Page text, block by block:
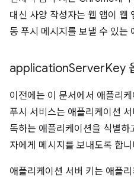
대신 사양 작성자는 웹 앱이 웹
동 푸시 메시지를 보낼 수 있는
applicationServerKey
이전에는 이 문서에서 애플리
푸시 서비스는 애플리케이션
독하는 애플리케이션을 식별
자에게 메시지를 보내도록 합니
애플리케이션 서버 키는 애플